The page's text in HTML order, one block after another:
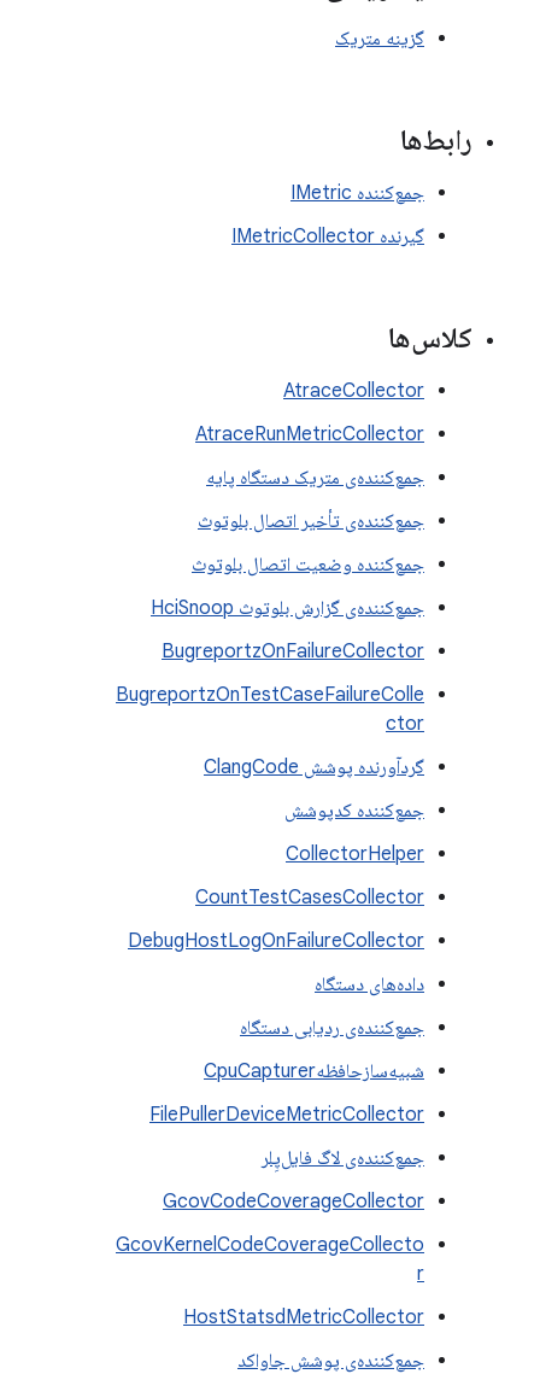
گزینه متریک
رابط‌ها
جمع‌کننده IMetric
گیرنده IMetricCollector
کلاس‌ها
AtraceCollector
AtraceRunMetricCollector
جمع‌کننده‌ی متریک دستگاه پایه
جمع‌کننده‌ی تأخیر اتصال بلوتوث
جمع‌کننده وضعیت اتصال بلوتوث
جمع‌کننده‌ی گزارش بلوتوث HciSnoop
BugreportzOnFailureCollector
BugreportzOnTestCaseFailureColle
ctor
گردآورنده پوشش ClangCode
جمع‌کننده کدپوشش
CollectorHelper
CountTestCasesCollector
DebugHostLogOnFailureCollector
داده‌های دستگاه
جمع‌کننده‌ی ردیابی دستگاه
شبیه‌سازحافظهCpuCapturer
FilePullerDeviceMetricCollector
جمع‌کننده‌ی لاگ فایل‌پِلر
GcovCodeCoverageCollector
GcovKernelCodeCoverageCollecto
r
HostStatsdMetricCollector
جمع‌کننده‌ی پوشش جاواکد